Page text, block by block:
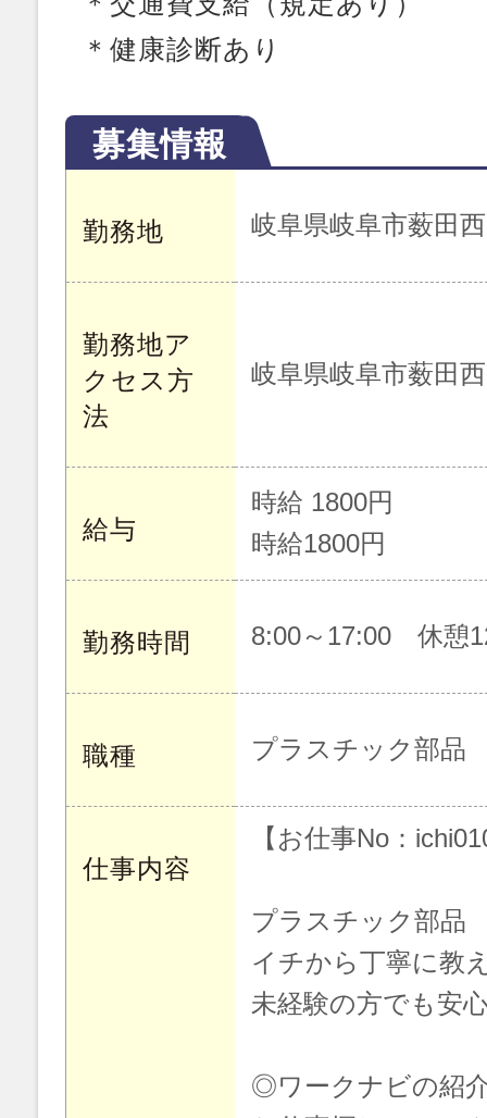
＊健康診断あり
募集情報
勤務地 岐阜県岐阜市薮田
勤務地ア
クセス方
法
岐阜県岐阜市薮田西
給与
時給 1800円
時給1800円
勤務時間 8:00～17:00 休憩
職種 プラスチック部品
仕事内容
【お仕事No：
プラスチック部品
イチから丁寧に教
未経験の方でも安
◎ワークナビの紹